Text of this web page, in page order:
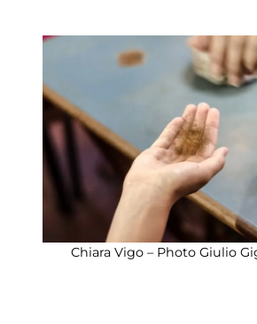
Chiara Vigo – Photo Giulio